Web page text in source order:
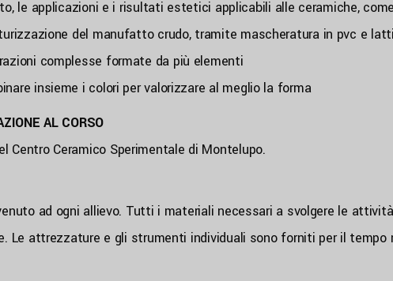
le applicazioni e i risultati estetici applicabili alle ceramiche,
del manufatto crudo, tramite mascheratura in pvc e
complesse formate da più elementi
insieme i colori per valorizzare al meglio la forma
AL CORSO
Ceramico Sperimentale di Montelupo.
ad ogni allievo. Tutti i materiali necessari a svolgere le
Le attrezzature e gli strumenti individuali sono forniti per il